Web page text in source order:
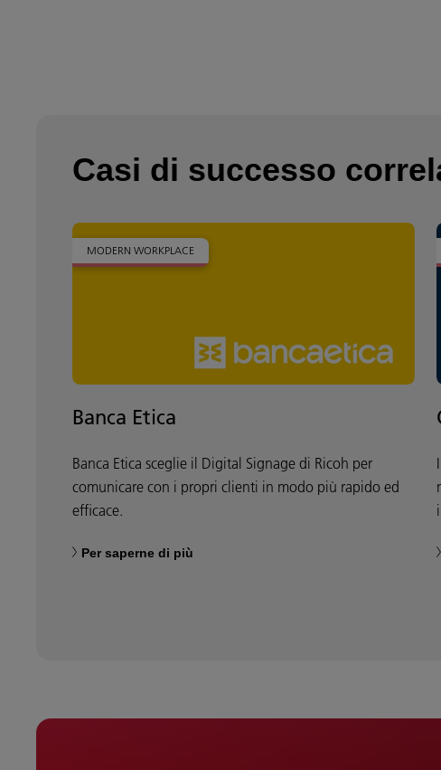
Casi di successo
MODERN WORKPLACE
Banca Etica
Banca Etica sceglie il Digital Signage di Ricoh per
comunicare con i propri clienti in modo più rapido ed
efficace.
Per saperne di più